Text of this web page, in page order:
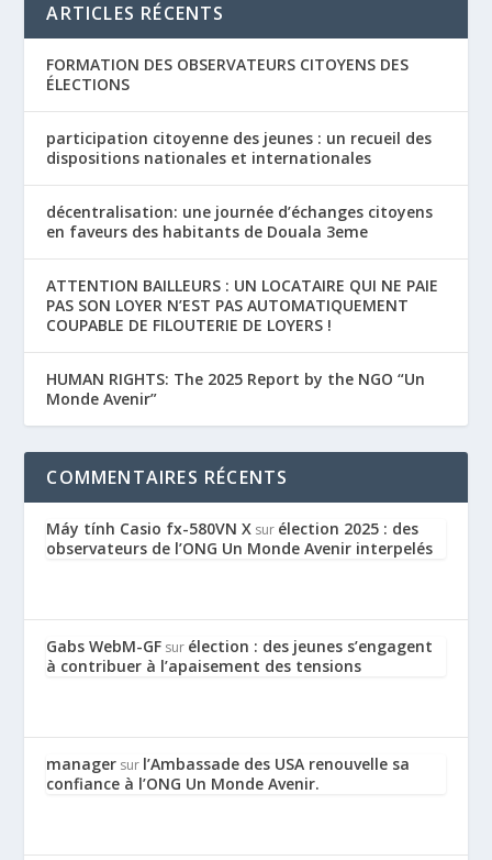
ARTICLES RÉCENTS
FORMATION DES OBSERVATEURS CITOYENS DES
ÉLECTIONS
participation citoyenne des jeunes : un recueil des
dispositions nationales et internationales
décentralisation: une journée d’échanges citoyens
en faveurs des habitants de Douala 3eme
ATTENTION BAILLEURS : UN LOCATAIRE QUI NE PAIE
PAS SON LOYER N’EST PAS AUTOMATIQUEMENT
COUPABLE DE FILOUTERIE DE LOYERS !
HUMAN RIGHTS: The 2025 Report by the NGO “Un
Monde Avenir”
COMMENTAIRES RÉCENTS
Máy tính Casio fx-580VN X sur élection 2025 : des
observateurs de l’ONG Un Monde Avenir interpelés
Gabs WebM-GF sur élection : des jeunes s’engagent
à contribuer à l’apaisement des tensions
manager sur l’Ambassade des USA renouvelle sa
confiance à l’ONG Un Monde Avenir.